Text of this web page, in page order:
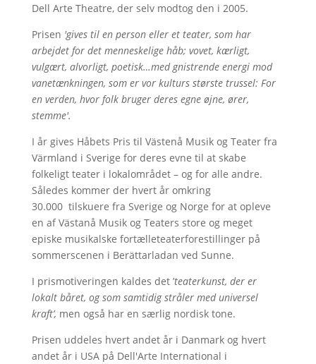
Dell Arte Theatre, der selv modtog den i 2005.
Prisen 'gives til en person eller et teater, som har
arbejdet for det menneskelige håb; vovet, kærligt,
vulgært, alvorligt, poetisk…med gnistrende energi mod
vanetænkningen, som er vor kulturs største trussel: For
en verden, hvor folk bruger deres egne øjne, ører,
stemme'.
I år gives Håbets Pris til Västenå Musik og Teater fra
Värmland i Sverige for deres evne til at skabe
folkeligt teater i lokalområdet – og for alle andre.
Således kommer der hvert år omkring
30.000 tilskuere fra Sverige og Norge for at opleve
en af Västanå Musik og Teaters store og meget
episke musikalske fortælleteaterforestillinger på
sommerscenen i Berättarladan ved Sunne.
I prismotiveringen kaldes det ’teaterkunst, der er
lokalt båret, og som samtidig stråler med universel
kraft’, men også har en særlig nordisk tone.
Prisen uddeles hvert andet år i Danmark og hvert
andet år i USA på Dell'Arte International i